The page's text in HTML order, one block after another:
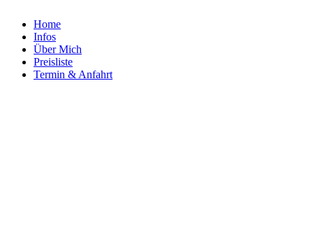
Home
Infos
Über Mich
Preisliste
Termin & Anfahrt